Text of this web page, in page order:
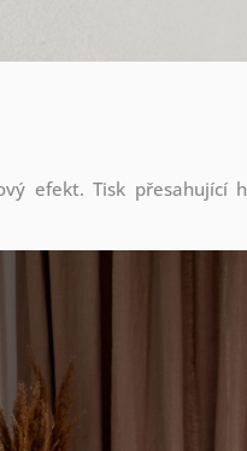
efekt. Tisk přesahující